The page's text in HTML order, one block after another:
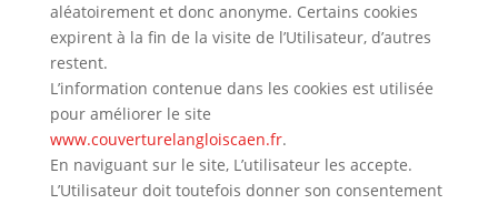
aléatoirement et donc anonyme. Certains cookies
expirent à la fin de la visite de l’Utilisateur, d’autres
restent.
L’information contenue dans les cookies est utilisée
pour améliorer le site
www.couverturelangloiscaen.fr.
En naviguant sur le site, L’utilisateur les accepte.
L’Utilisateur doit toutefois donner son consentement